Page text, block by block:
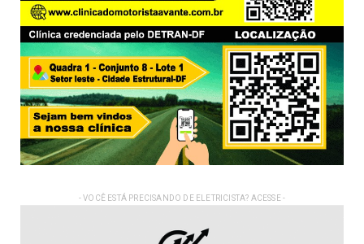
- VOCÊ ESTÁ PRECISANDO DE ELETRICISTA? ACESSE -